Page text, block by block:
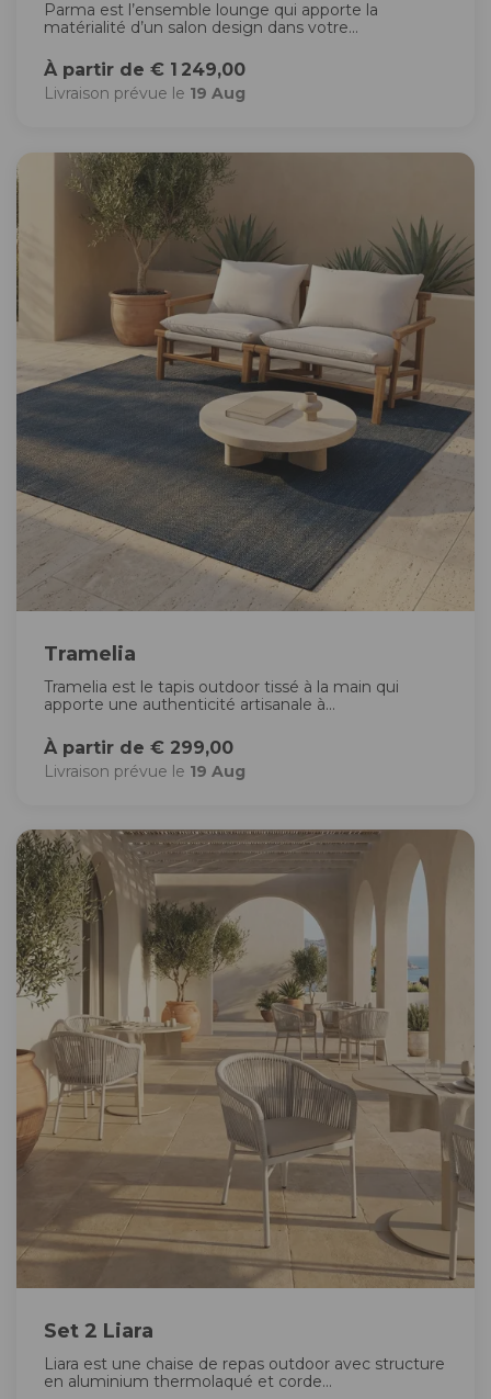
Parma est l’ensemble lounge qui apporte la
matérialité d’un salon design dans votre...
À partir de € 1 249,00
Livraison prévue le 19 Aug
Tramelia
Tramelia est le tapis outdoor tissé à la main qui
apporte une authenticité artisanale à...
À partir de € 299,00
Livraison prévue le 19 Aug
Set 2 Liara
Liara est une chaise de repas outdoor avec structure
en aluminium thermolaqué et corde...